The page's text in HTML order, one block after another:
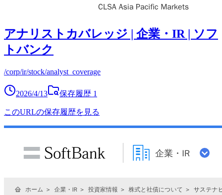
アナリストカバレッジ | 企業・IR | ソフ
トバンク
/corp/ir/stock/analyst_coverage
2026/4/13 保存履歴 1
このURLの保存履歴を見る